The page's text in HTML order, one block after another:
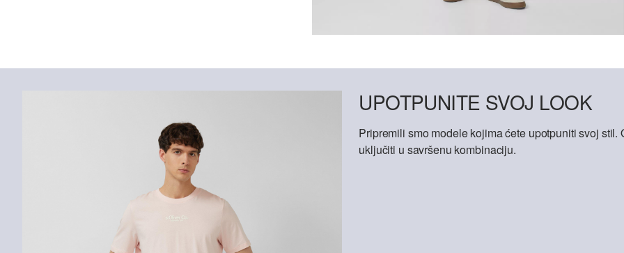
UPOTPUNITE SVOJ LOOK
Pripremili smo modele kojima ćete upotpuniti svoj
uključiti u savršenu kombinaciju.